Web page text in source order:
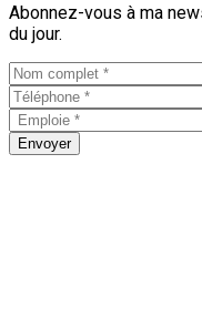
Abonnez-vous à ma
du jour.
Envoyer